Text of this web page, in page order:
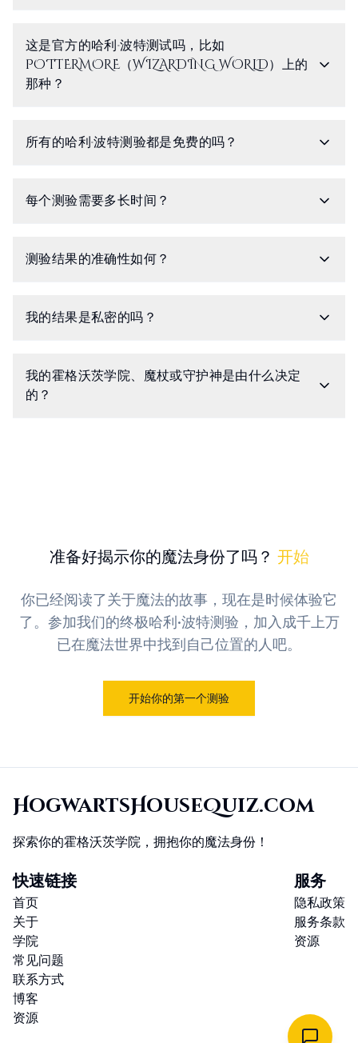
这是官方的哈利·波特测试吗，比如
POTTERMORE（WIZARDING WORLD）上的
那种？
所有的哈利·波特测验都是免费的吗？
每个测验需要多长时间？
测验结果的准确性如何？
我的结果是私密的吗？
我的霍格沃茨学院、魔杖或守护神是由什么决定
的？
准备好揭示你的魔法身份了吗？ 开始
你已经阅读了关于魔法的故事，现在是时候体验它
了。参加我们的终极哈利·波特测验，加入成千上万
已在魔法世界中找到自己位置的人吧。
开始你的第一个测验
HogwartsHouseQuiz.com
探索你的霍格沃茨学院，拥抱你的魔法身份！
快速链接
首页
关于
学院
常见问题
联系方式
博客
资源
服务
隐私政策
服务条款
资源